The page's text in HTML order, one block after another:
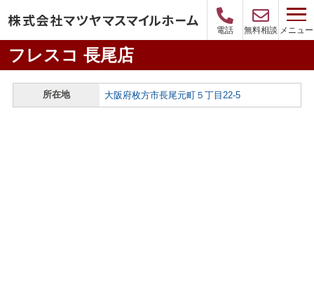
電話 無料相談 メニュー
フレスコ 長尾店
所在地 大阪府枚方市長尾元町５丁目22-5